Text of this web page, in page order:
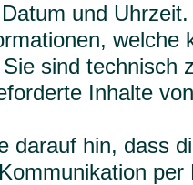
und
welche
sind technisch
Inhalte
darauf hin, dass